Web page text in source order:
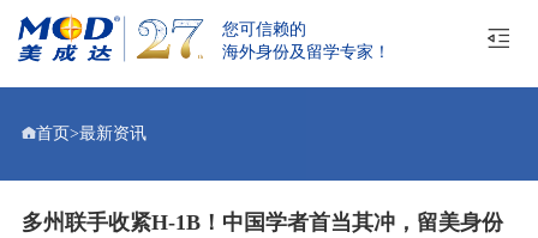
您可信赖的
海外身份及留学专家！
首页>最新资讯
多州联手收紧H-1B！中国学者首当其冲，留美身份